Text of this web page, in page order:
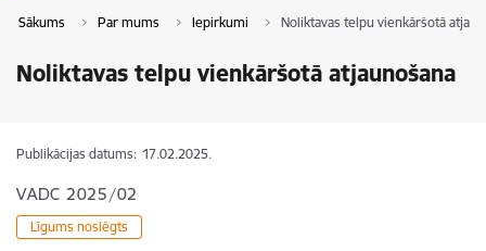
Sākums Par mums Iepirkumi Noliktavas telpu vienkāršotā
Noliktavas telpu vienkāršotā atjaunošana
Publikācijas datums: 17.02.2025.
VADC 2025/02
Līgums noslēgts